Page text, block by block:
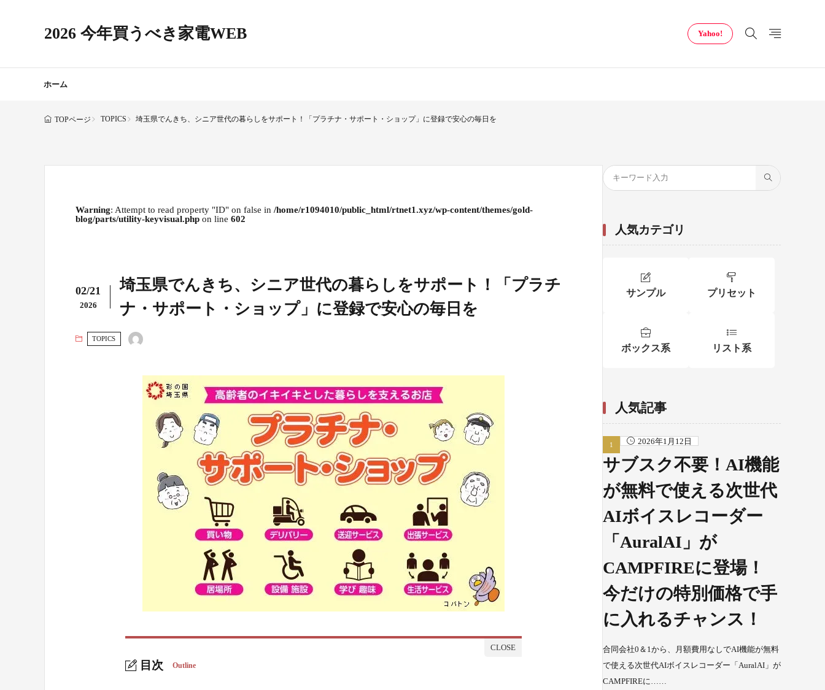
2026 今年買うべき家電WEB Yahoo!
ホーム
TOPページ TOPICS 埼玉県でんきち、シニア世代の暮らしをサポート！「プラチナ・サポート・ショップ」に登録で安心の毎日を
Warning: Attempt to read property "ID" on false in /home/r1094010/public_html/rtnet1.xyz/wp-content/themes/gold-
blog/parts/utility-keyvisual.php on line 602
02/21
2026
埼玉県でんきち、シニア世代の暮らしをサポート！「プラチ
ナ・サポート・ショップ」に登録で安心の毎日を
TOPICS
目次 Outline
人気カテゴリ
サンプル プリセット
ボックス系 リスト系
人気記事
2026年1月12日
サブスク不要！AI機能
が無料で使える次世代
AIボイスレコーダー
「AuralAI」が
CAMPFIREに登場！
今だけの特別価格で手
に入れるチャンス！
合同会社0＆1から、月額費用なしでAI機能が無料
で使える次世代AIボイスレコーダー「AuralAI」が
CAMPFIREに……